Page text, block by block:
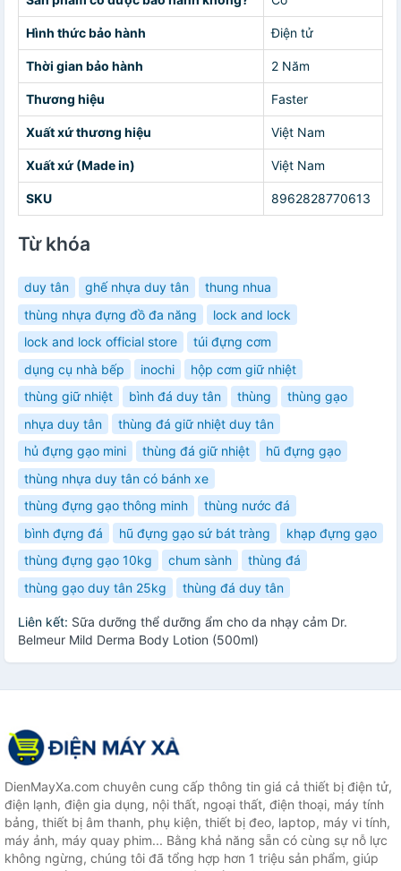
Hình thức bảo hành Điện tử
Thời gian bảo hành 2 Năm
Thương hiệu Faster
Xuất xứ thương hiệu Việt Nam
Xuất xứ (Made in) Việt Nam
SKU 8962828770613
Từ khóa
duy tân ghế nhựa duy tân
thung nhua
thùng nhựa đựng đồ đa năng
lock and lock
lock and lock official store
túi đựng cơm
dụng cụ nhà bếp
inochi
hộp cơm giữ nhiệt
thùng giữ nhiệt
bình đá duy tân thùng
thùng gạo
nhựa duy tân
thùng đá giữ nhiệt duy tân
hủ đựng gạo mini
thùng đá giữ nhiệt
hũ đựng gạo
thùng nhựa duy tân có bánh xe
thùng đựng gạo thông minh
thùng nước đá
bình đựng đá
hũ đựng gạo sứ bát tràng
khạp đựng gạo
thùng đựng gạo 10kg
chum sành
thùng đá
thùng gạo duy tân 25kg
thùng đá duy tân
Liên kết: Sữa dưỡng thể dưỡng ẩm cho da nhạy cảm Dr.
Belmeur Mild Derma Body Lotion (500ml)
DienMayXa.com chuyên cung cấp thông tin giá cả thiết bị điện tử,
điện lạnh, điện gia dụng, nội thất, ngoại thất, điện thoại, máy tính
bảng, thiết bị âm thanh, phụ kiện, thiết bị đeo, laptop, máy vi tính,
máy ảnh, máy quay phim... Bằng khả năng sẵn có cùng sự nỗ lực
không ngừng, chúng tôi đã tổng hợp hơn 1 triệu sản phẩm, giúp